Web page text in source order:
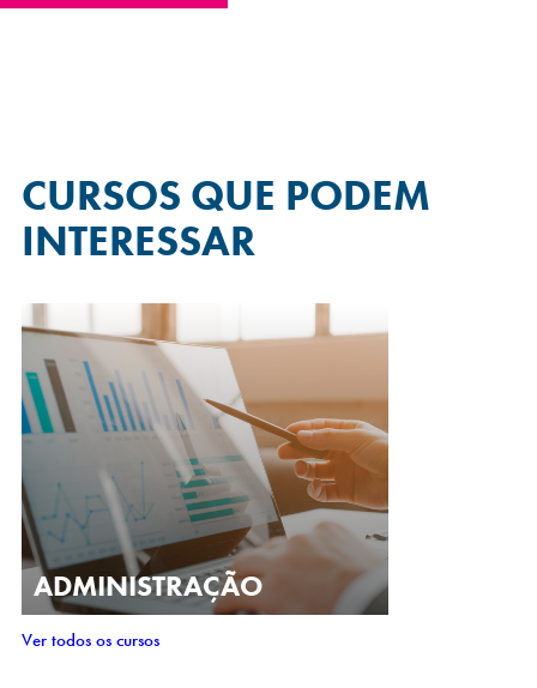
CURSOS QUE PODEM
INTERESSAR
ADMINISTRAÇÃO
Ver todos os cursos